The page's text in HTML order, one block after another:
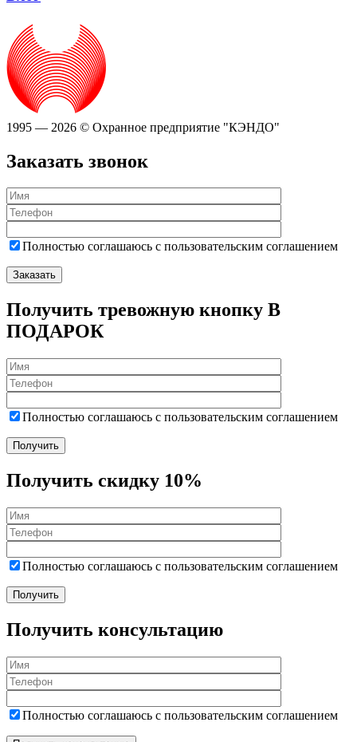
1995 — 2026 © Охранное предприятие "КЭНДО"
Заказать звонок
Полностью соглашаюсь с пользовательским соглашением
Получить тревожную кнопку В
ПОДАРОК
Полностью соглашаюсь с пользовательским соглашением
Получить скидку 10%
Полностью соглашаюсь с пользовательским соглашением
Получить консультацию
Полностью соглашаюсь с пользовательским соглашением